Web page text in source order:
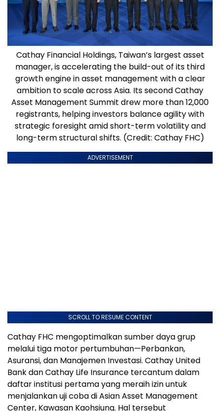
Cathay Financial Holdings, Taiwan’s largest asset
manager, is accelerating the build-out of its third
growth engine in asset management with a clear
ambition to scale across Asia. Its second Cathay
Asset Management Summit drew more than 12,000
registrants, helping investors balance agility with
strategic foresight amid short-term volatility and
long-term structural shifts. (Credit: Cathay FHC)
ADVERTISEMENT
SCROLL TO RESUME CONTENT
Cathay FHC mengoptimalkan sumber daya grup
melalui tiga motor pertumbuhan—Perbankan,
Asuransi, dan Manajemen Investasi. Cathay United
Bank dan Cathay Life Insurance tercantum dalam
daftar institusi pertama yang meraih izin untuk
menjalankan uji coba di Asian Asset Management
Center, Kawasan Kaohsiung. Hal tersebut